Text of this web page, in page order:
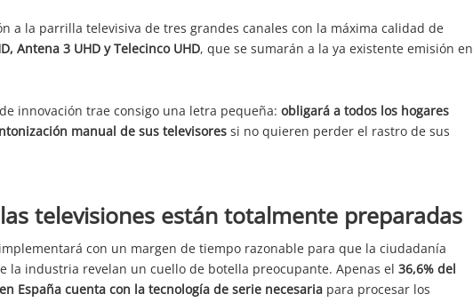
a la parrilla televisiva de tres grandes canales con la máxima calidad de
Antena 3 UHD y Telecinco UHD, que se sumarán a la ya existente emisión en
innovación trae consigo una letra pequeña: obligará a todos los hogares
manual de sus televisores si no quieren perder el rastro de sus
televisiones están totalmente preparadas
con un margen de tiempo razonable para que la ciudadanía
la industria revelan un cuello de botella preocupante. Apenas el 36,6% del
España cuenta con la tecnología de serie necesaria para procesar los